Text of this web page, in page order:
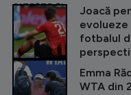
CITEȘTE ȘI
Joacă
evolueze
fotbalul
Emma
WTA din